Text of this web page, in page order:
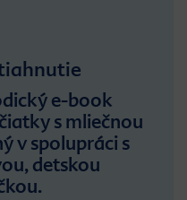
e-book
s mliečnou
v spolupráci s
detskou